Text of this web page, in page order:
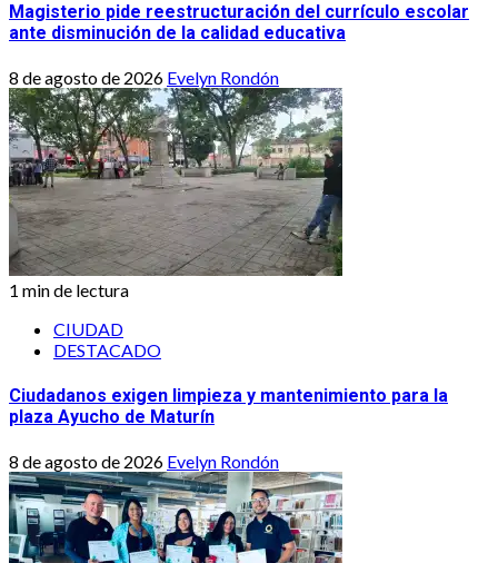
Magisterio pide reestructuración del currículo escolar
ante disminución de la calidad educativa
8 de agosto de 2026 Evelyn Rondón
1 min de lectura
CIUDAD
DESTACADO
Ciudadanos exigen limpieza y mantenimiento para la
plaza Ayucho de Maturín
8 de agosto de 2026 Evelyn Rondón